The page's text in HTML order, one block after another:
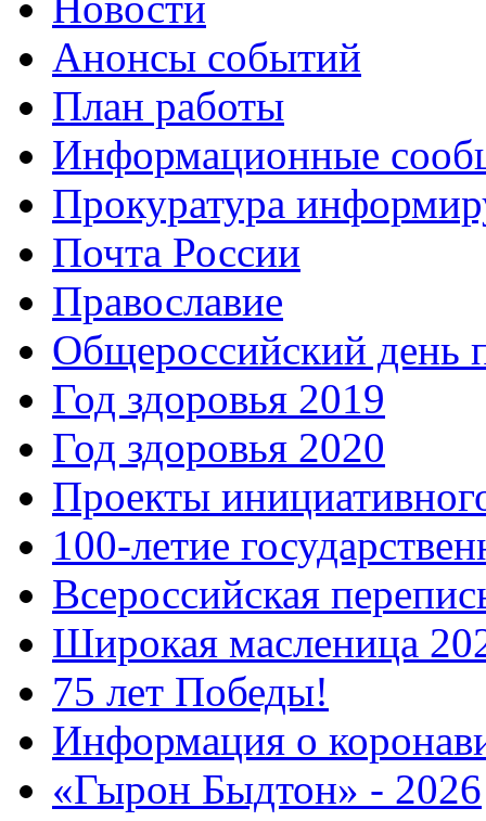
Анонсы событий
План работы
Информационные
Прокуратура
Почта России
Православие
Общероссийский день
Год здоровья 2019
Год здоровья 2020
Проекты
100-летие
Всероссийская
Широкая масленица
75 лет Победы!
Информация о
«Гырон Быдтон» - 2026